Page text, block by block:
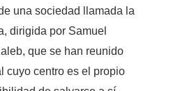
una sociedad llamada la
dirigida por Samuel
que se han reunido
cuyo centro es el propio